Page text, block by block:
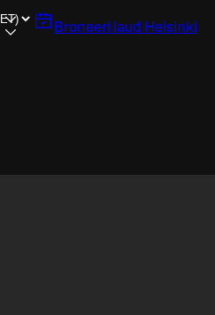
Broneeri laud Helsinki